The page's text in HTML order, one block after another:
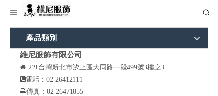
產品類別
維尼服飾有限公司
 221台灣新北市汐止區大同路一段499號3樓之3
電話：02-26412111
傳真：02-26471855